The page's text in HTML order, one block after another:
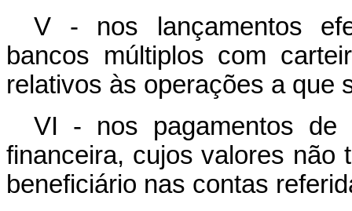
V - nos lançamentos
bancos múltiplos com
relativos às operações a que
VI - nos pagamentos de
financeira, cujos valores não
beneficiário nas contas